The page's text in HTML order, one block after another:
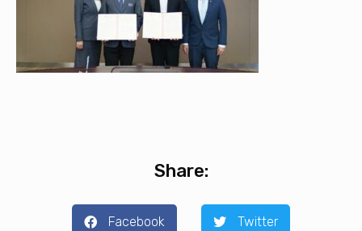
Share:
Facebook Twitter